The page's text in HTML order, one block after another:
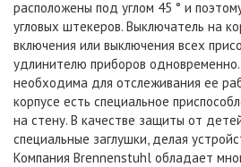
расположены под углом 45 ° и
угловых штекеров. Выключатель на
включения или выключения всех
удлинителю приборов
необходима для отслеживания ее
корпусе есть специальное
на стену. В качестве защиты от
специальные заглушки, делая
Компания Brennenstuhl обладает